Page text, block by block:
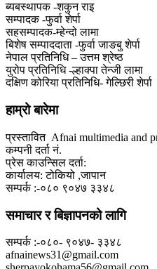
ब्यबस्थापक -शकुन राइ
सम्पादक -फुर्वा शेर्पा
सहसम्पादक-म्हेन्दो लामा
‍बिशेष सम्पाददाता -फुर्वा जा‌ङबु शेर्पा
नेपाल प्रतिनिधि – उत्तम श्रेष्ठ
युरोप प्रतिनिधि -ल्हाक्पा तेन्जी लामा
दक्षिण कोरिया प्रतिनिधि- गेल्छिरी शेर्पा
हाम्रो बारेमा
प्रस्तावित Afnai multimedia and
कम्पनी दर्ता नं.
प्रेस काउन्सिल दर्ता:
कार्यालय: टोकियो ,जापान
सम्पर्क :-०८० ९०४७ ३३४८
समाचार र बिज्ञापनको लागि
सम्पर्क :-०८०- ९०४७- ३३४८
afnainews31@gmail.com